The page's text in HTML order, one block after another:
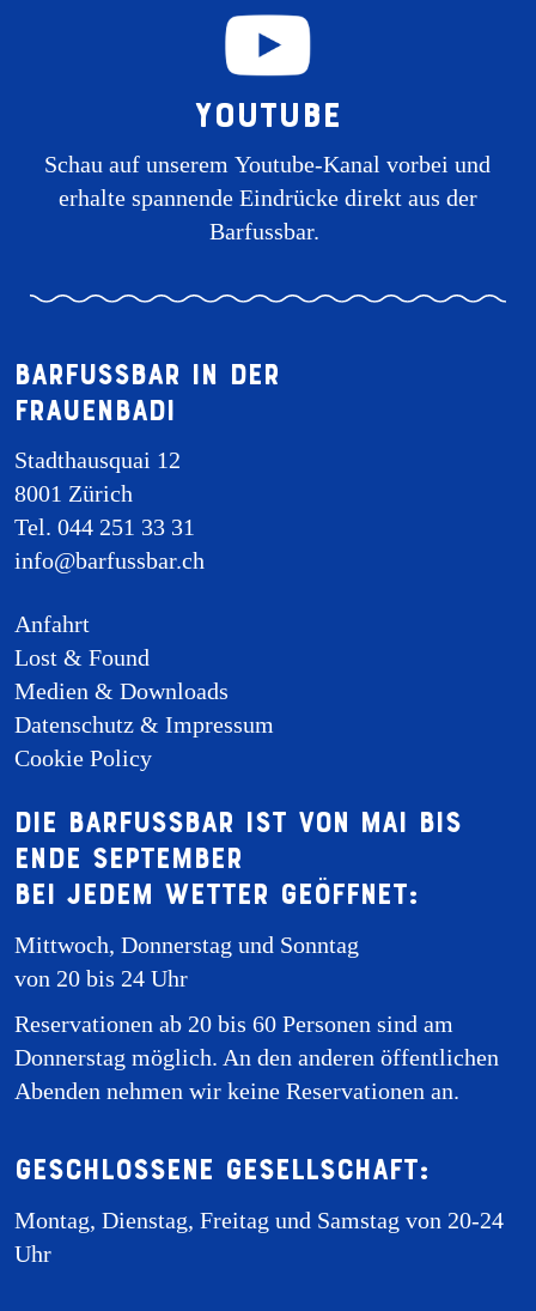
Youtube
Schau auf unserem Youtube-Kanal vorbei und
erhalte spannende Eindrücke direkt aus der
Barfussbar.
Barfussbar in der
Frauenbadi
Stadthausquai 12
8001 Zürich
Tel. 044 251 33 31
info@barfussbar.ch
Anfahrt
Lost & Found
Medien & Downloads
Datenschutz & Impressum
Cookie Policy
Die Barfussbar ist von Mai bis
Ende September
bei jedem Wetter geöffnet:
Mittwoch, Donnerstag und Sonntag
von 20 bis 24 Uhr
Reservationen ab 20 bis 60 Personen sind am
Donnerstag möglich. An den anderen öffentlichen
Abenden nehmen wir keine Reservationen an.
Geschlossene Gesellschaft:
Montag, Dienstag, Freitag und Samstag von 20-24
Uhr